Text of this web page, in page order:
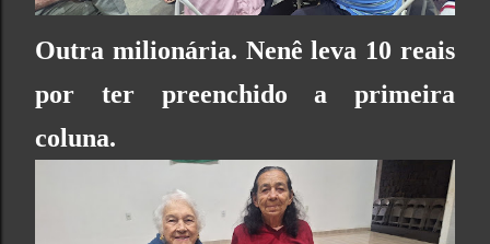
Outra milionária. Nenê leva 10 reais
por ter preenchido a primeira
coluna.